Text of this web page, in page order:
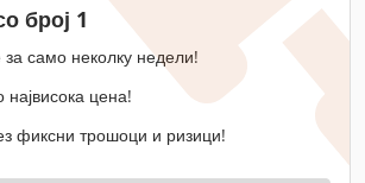
број 1
за само неколку недели!
цена!
фиксни трошоци и ризици!